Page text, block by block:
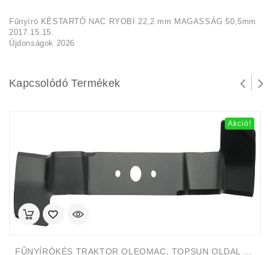
Fűnyíró KÉSTARTÓ NAC RYOBI 22,2 mm MAGASSÁG 50,5mm
2017.15.15.
Újdonságok 2026
Kapcsolódó Termékek
Akció!